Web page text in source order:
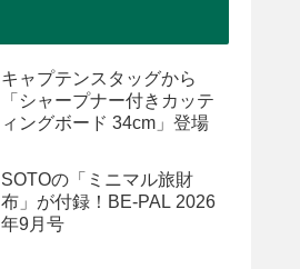
キャプテンスタッグから
「シャープナー付きカッテ
ィングボード 34cm」登場
SOTOの「ミニマル旅財
布」が付録！BE-PAL 2026
年9月号